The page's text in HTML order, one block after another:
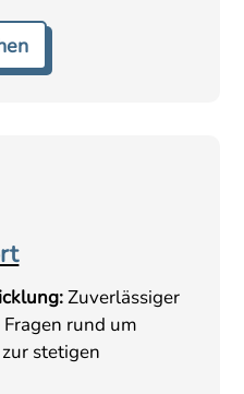
Zuverlässiger
rund um
stetigen